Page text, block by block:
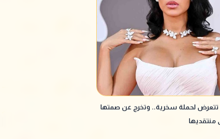
تتعرض لحملة سخرية.. وتخرج عن صمتها
منتقديها